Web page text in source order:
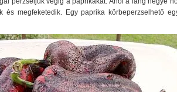
és megfeketedik. Egy paprika körbeperzselhető